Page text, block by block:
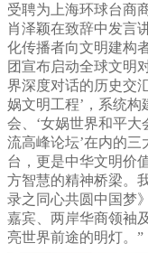
受聘为上海环球台商
肖泽颖在致辞中发言
化传播者向文明建构
团宣布启动全球文明
界深度对话的历史交
娲文明工程’，系统
会、‘女娲世界和平大
流高峰论坛’在内的
台，更是中华文明价
方智慧的精神桥梁。
录之同心共圆中国梦
嘉宾、两岸华商领袖
亮世界前途的明灯。”